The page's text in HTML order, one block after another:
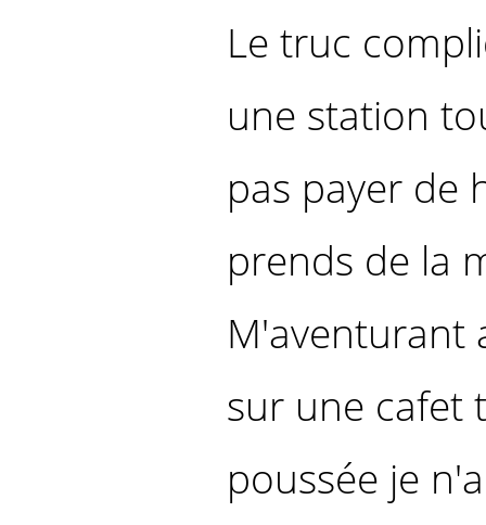
Le truc
une station
pas payer de
prends de la
M'aventurant
sur une cafet
poussée je